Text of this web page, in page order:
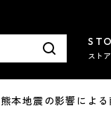
ストア
地震の影響による